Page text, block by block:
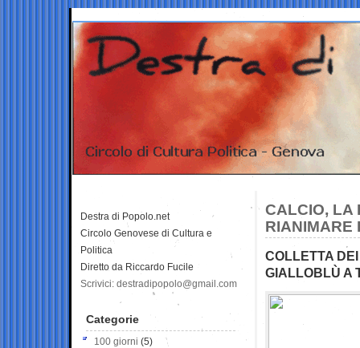
CALCIO, LA
RIANIMARE
COLLETTA
GIALLOBLÙ A
Destra di Popolo.net
Circolo Genovese di Cultura e
Politica
Diretto da Riccardo Fucile
Scrivici: destradipopolo@gmail.com
Categorie
100 giorni (5)